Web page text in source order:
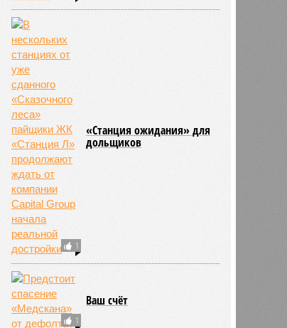
1
«Станция ожидания» для
дольщиков
1
Ваш счёт